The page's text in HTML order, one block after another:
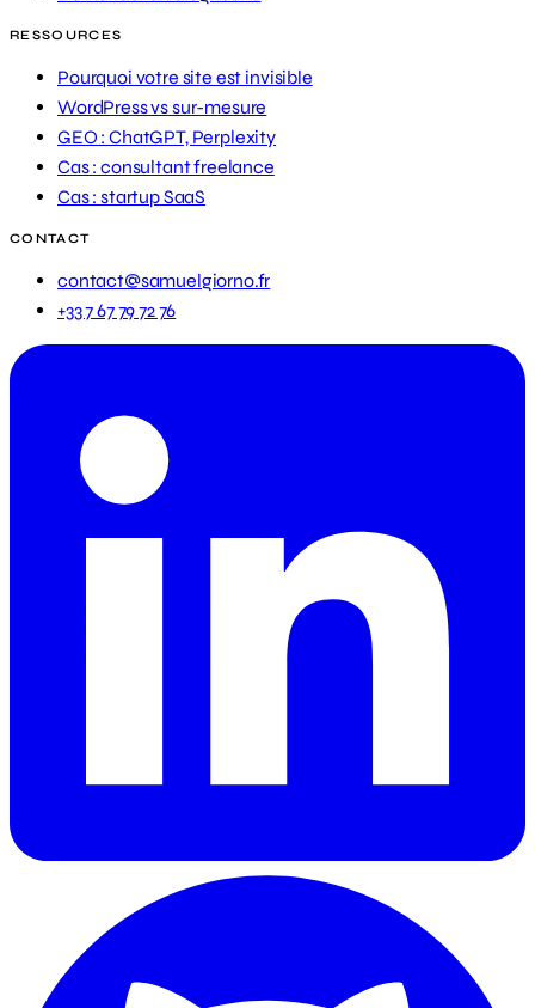
RESSOURCES
Pourquoi votre site est invisible
WordPress vs sur-mesure
GEO : ChatGPT, Perplexity
Cas : consultant freelance
Cas : startup SaaS
CONTACT
contact@samuelgiorno.fr
+33 7 67 79 72 76